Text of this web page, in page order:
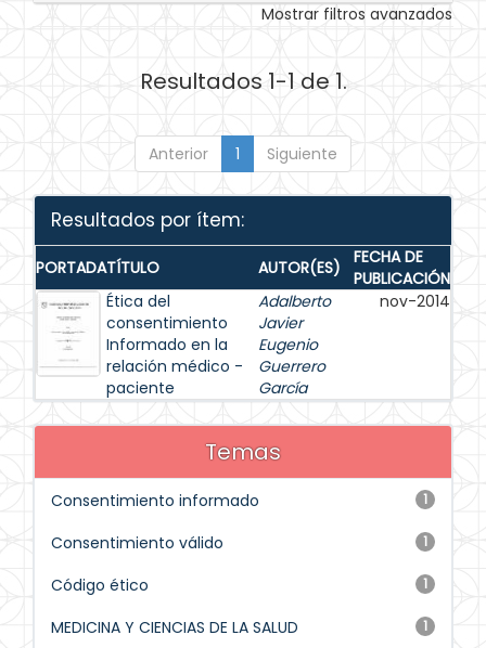
Mostrar filtros avanzados
Resultados 1-1 de 1.
Anterior 1 Siguiente
Resultados por ítem:
PORTADATÍTULO AUTOR(ES)
FECHA DE
PUBLICACIÓN
Ética del
consentimiento
Informado en la
relación médico -
paciente
Adalberto
Javier
Eugenio
Guerrero
García
nov-2014
Temas
1
Consentimiento informado
1
Consentimiento válido
1
Código ético
1
MEDICINA Y CIENCIAS DE LA SALUD